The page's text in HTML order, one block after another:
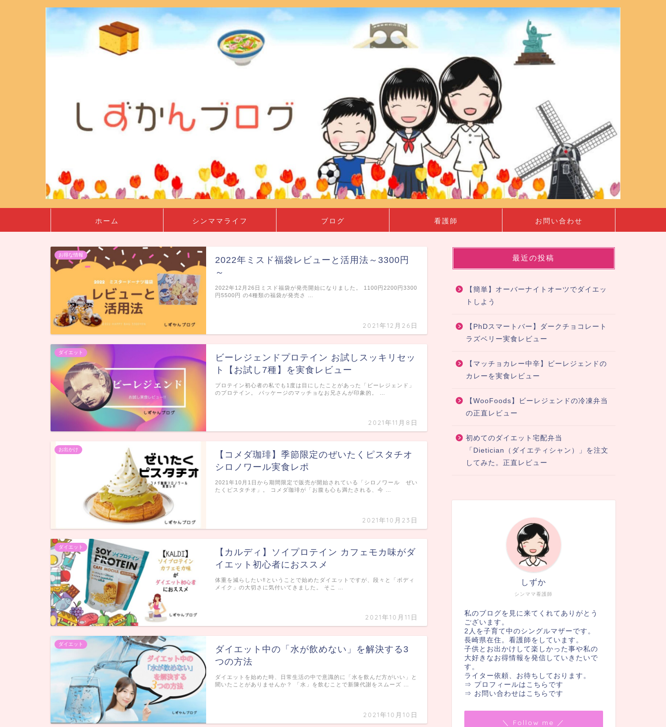
ホーム シンママライフ ブログ 看護師 お問い合わせ
お得な情報
2022年ミスド福袋レビューと活用法～3300円
～
2021年12月26日
2022年12月26日ミスド福袋が発売開始になりました。 1100円2200円3300
円5500円 の4種類の福袋が発売さ …
ダイエット
ビーレジェンドプロテイン お試しスッキリセッ
ト【お試し7種】を実食レビュー
2021年11月8日
プロテイン初心者の私でも1度は目にしたことがあった「ビーレジェンド」
のプロテイン。 パッケージのマッチョなお兄さんが印象的。 …
お出かけ
【コメダ珈琲】季節限定のぜいたくピスタチオ
シロノワール実食レポ
2021年10月23日
2021年10月1日から期間限定で販売が開始されている「シロノワール ぜい
たくピスタチオ」。 コメダ珈琲が「お腹も心も満たされる、今 …
ダイエット
【カルディ】ソイプロテイン カフェモカ味がダ
イエット初心者におススメ
2021年10月11日
体重を減らしたい‼ということで始めたダイエットですが、段々と「ボディ
メイク」の大切さに気付いてきました。 そこ …
ダイエット
ダイエット中の「水が飲めない」を解決する3
つの方法
2021年10月10日
ダイエットを始めた時、日常生活の中で意識的に「水を飲んだ方がいい」と
聞いたことがありませんか？ 「水」を飲むことで新陳代謝をスムーズ …
最近の投稿
【簡単】オーバーナイトオーツでダイエッ
トしよう
【PhDスマートバー】ダークチョコレート
ラズベリー実食レビュー
【マッチョカレー中辛】ビーレジェンドの
カレーを実食レビュー
【WooFoods】ビーレジェンドの冷凍弁当
の正直レビュー
初めてのダイエット宅配弁当
「Dietician（ダイエティシャン）」を注文
してみた。正直レビュー
シンママ看護師
しずか
私のブログを見に来てくれてありがとう
ございます。
2人を子育て中のシングルマザーです。
長崎県在住。看護師をしています。
子供とお出かけして楽しかった事や私の
大好きなお得情報を発信していきたいで
す。
ライター依頼、お待ちしております。
⇒ プロフィールはこちらです
⇒ お問い合わせはこちらです
＼ Follow me ／